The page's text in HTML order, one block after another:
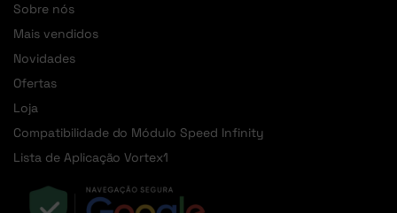
Sobre nós
Mais vendidos
Novidades
Ofertas
Loja
Compatibilidade do Módulo Speed Infinity
Lista de Aplicação Vortex1